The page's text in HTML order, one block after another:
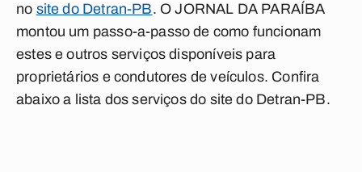
no site do Detran-PB. OJORNAL DA PARAÍBA
montou um passo-a-passo de como funcionam
estes e outros serviços disponíveis para
proprietários e condutores de veículos. Confira
abaixo a lista dos serviços do site do Detran-PB.